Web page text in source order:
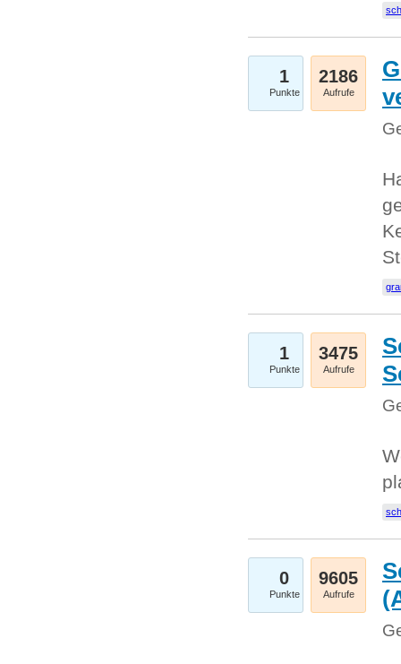
1
Punkte
2186
Aufrufe
1
Punkte
3475
Aufrufe
0
Punkte
9605
Aufrufe